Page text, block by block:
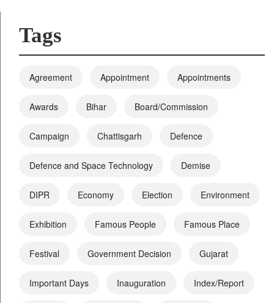
Tags
Agreement Appointment Appointments
Awards Bihar Board/Commission
Campaign Chattisgarh Defence
Defence and Space Technology Demise
DIPR Economy Election Environment
Exhibition Famous People Famous Place
Festival Government Decision Gujarat
Important Days Inauguration Index/Report